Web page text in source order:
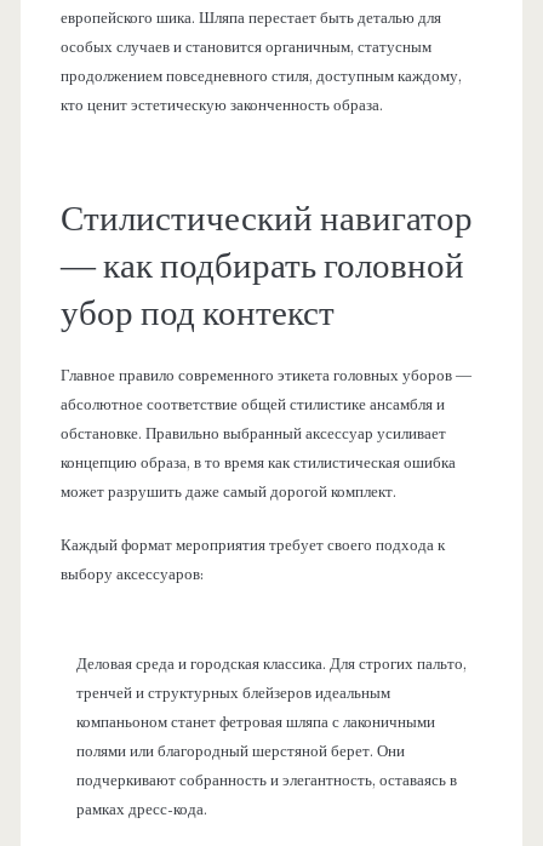
европейского шика. Шляпа перестает быть деталью для
особых случаев и становится органичным, статусным
продолжением повседневного стиля, доступным каждому,
кто ценит эстетическую законченность образа.
Стилистический навигатор
— как подбирать головной
убор под контекст
Главное правило современного этикета головных уборов —
абсолютное соответствие общей стилистике ансамбля и
обстановке. Правильно выбранный аксессуар усиливает
концепцию образа, в то время как стилистическая ошибка
может разрушить даже самый дорогой комплект.
Каждый формат мероприятия требует своего подхода к
выбору аксессуаров:
Деловая среда и городская классика. Для строгих пальто,
тренчей и структурных блейзеров идеальным
компаньоном станет фетровая шляпа с лаконичными
полями или благородный шерстяной берет. Они
подчеркивают собранность и элегантность, оставаясь в
рамках дресс-кода.